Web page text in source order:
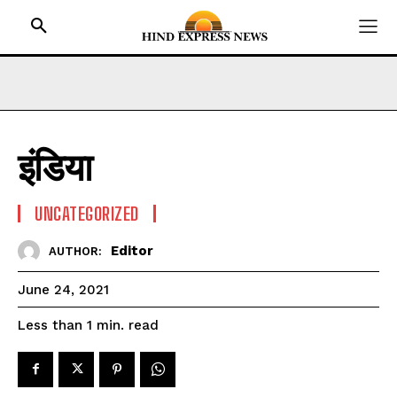
HOME
UTTAR PRADESH
MADHYA PRADESH
INTERNATIONAL
NATIONAL NEWS
CRIME NEWS
इंडिया
UNCATEGORIZED
AUTHOR: Editor
June 24, 2021
Less than 1 min. read